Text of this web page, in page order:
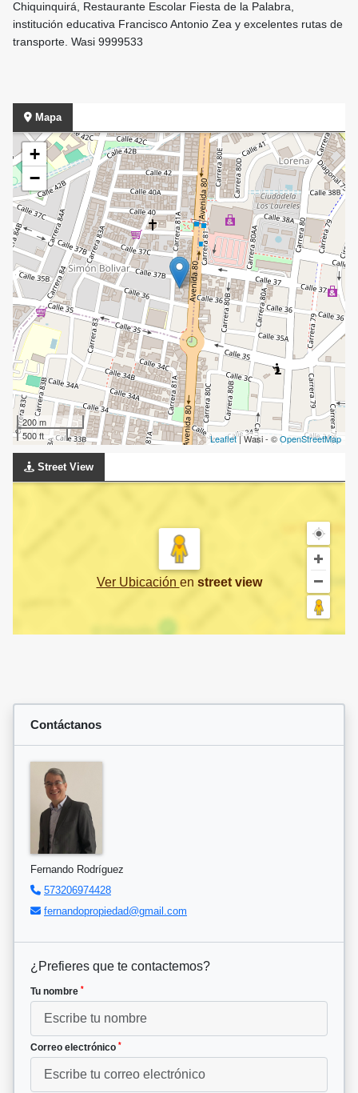
Chiquinquirá, Restaurante Escolar Fiesta de la Palabra,
institución educativa Francisco Antonio Zea y excelentes rutas de
transporte. Wasi 9999533
Mapa
+
−
200 m
500 ft
Leaflet| Wasi - ©OpenStreetMap
Street View
Ver Ubicación en street view
Contáctanos
Fernando Rodríguez
573206974428
fernandopropiedad@gmail.com
¿Prefieres que te contactemos?
Tu nombre *
Correo electrónico *